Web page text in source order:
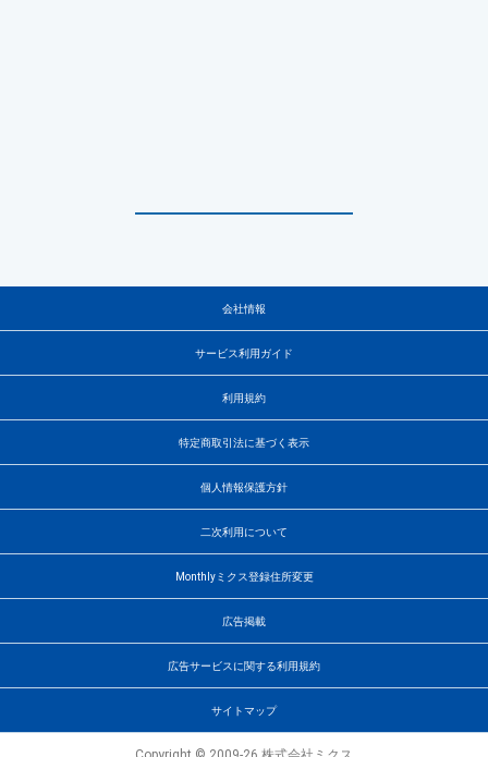
会社情報
サービス利用ガイド
利用規約
特定商取引法に基づく表示
個人情報保護方針
二次利用について
Monthlyミクス登録住所変更
広告掲載
広告サービスに関する利用規約
サイトマップ